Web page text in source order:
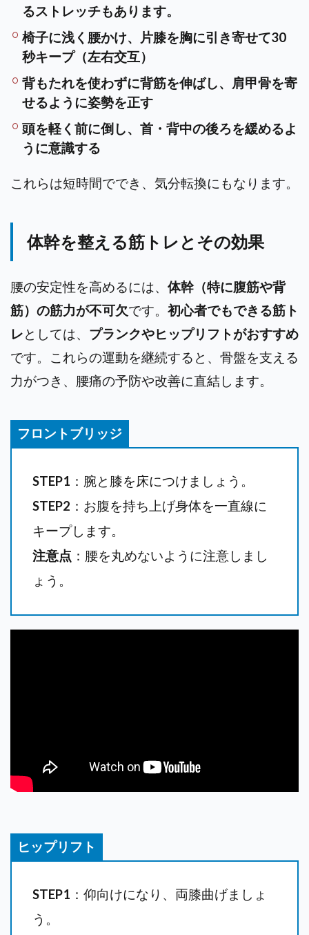
るストレッチもあります。
椅子に浅く腰かけ、片膝を胸に引き寄せて30
秒キープ（左右交互）
背もたれを使わずに背筋を伸ばし、肩甲骨を寄
せるように姿勢を正す
頭を軽く前に倒し、首・背中の後ろを緩めるよ
うに意識する
これらは短時間ででき、気分転換にもなります。
体幹を整える筋トレとその効果
腰の安定性を高めるには、 体幹（特に腹筋や背
筋）の筋力が不可欠です。 初心者でもできる筋ト
レとしては、 プランクやヒップリフトがおすすめ
です。これらの運動を継続すると、骨盤を支える
力がつき、腰痛の予防や改善に直結します。
フロントブリッジ
STEP1 ：腕と膝を床につけましょう。
STEP2 ：お腹を持ち上げ身体を一直線に
キープします。
注意点 ：腰を丸めないように注意しまし
ょう。
ヒップリフト
STEP1 ：仰向けになり、両膝曲げましょ
う。